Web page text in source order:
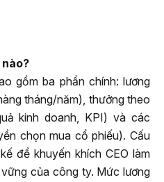
gồm ba phần chính: lương
tháng/năm), thưởng theo
kinh doanh, KPI) và các
chọn mua cổ phiếu). Cấu
để khuyến khích CEO làm
của công ty. Mức lương